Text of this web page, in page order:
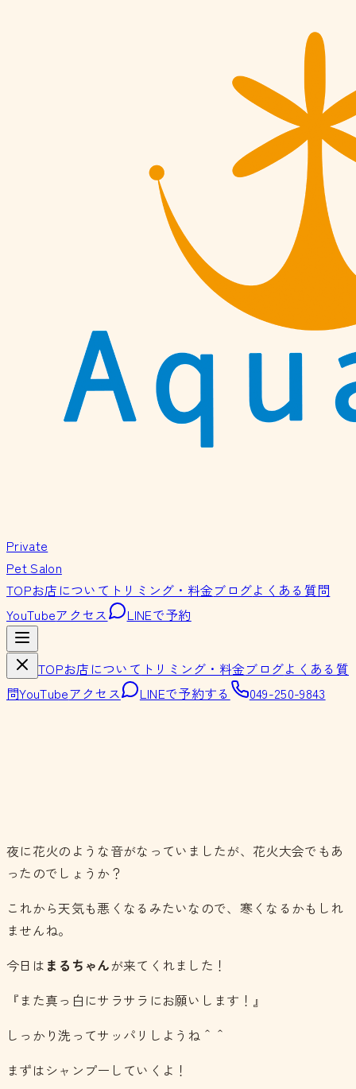
Private
Pet Salon
TOPお店について トリミング・料金ブログよくある質問
YouTubeアクセス LINEで予約
TOPお店について トリミング・料金ブログよくある質
問YouTubeアクセス LINEで予約する 049-250-9843
夜に花火のような音がなっていましたが、花火大会でもあ
ったのでしょうか？
これから天気も悪くなるみたいなので、寒くなるかもしれ
ませんね。
今日は まるちゃんが来てくれました！
『また真っ白にサラサラにお願いします！』
しっかり洗ってサッパリしようね＾＾
まずはシャンプーしていくよ！